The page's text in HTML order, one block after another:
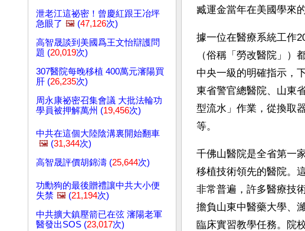
泄老江這祕密！曾慶紅跟王冶坪
急眼了 🖼️ (47,126次)
高智晟談到美國爲王文怡辯護問
題 (20,019次)
307醫院每晚移植 400萬元瀋陽買
肝 (26,235次)
周永康祕密召集會議 大批法輪功
學員被押解萬州 (19,456次)
中共在這個大陸陰溝裏開始翻車
🖼️ (31,344次)
高智晟評價胡錦濤 (25,644次)
功勳狗的最後贈禮讓中共大小便
失禁 🖼️ (21,194次)
中共擴大鎮壓箭已在弦 瀋陽老軍
醫發出SOS (23,017次)
臧運金當年在美國學來
據一位在醫療系統工作
（俗稱「勞改醫院」）
中央一級的明確指示，
東省警官總醫院、山東
型流水」作業，從換取
等。
千佛山醫院是全省第一
移植技術領先的醫院。
非常普遍，許多醫療技
擔負山東中醫藥大學、
臨床實習教學任務。院